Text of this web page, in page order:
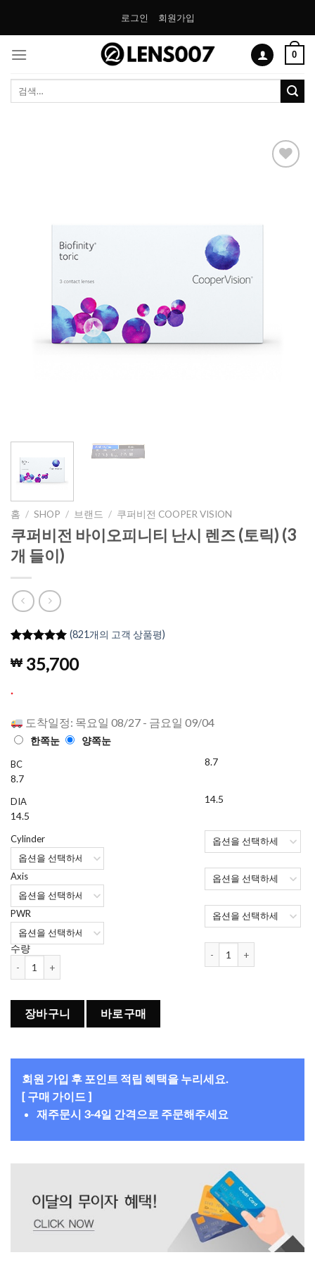
로그인 회원가입
0
색:
홈 / SHOP / 브랜드 / 쿠퍼비전 COOPER VISION
쿠퍼비전 바이오피니티 난시 렌즈 (토릭) (3
개 들이)
고객 평가
를 기준으
점에
(821개의 고객 상품평)
₩ 35,700
.
도착일정: 목요일 08/27 - 금요일 09/04
한쪽눈 양쪽눈
BC
8.7
DIA
14.5
Cylinder
Axis
PWR
수량
쿠퍼비전 바이오피니티 난시 렌즈 (토릭) (3개 들이) 수량
8.7
14.5
장바구니 바로구매
회원 가입 후 포인트 적립 혜택을 누리세요.
[ 구매 가이드 ]
재주문시 3-4일 간격으로 주문해주세요